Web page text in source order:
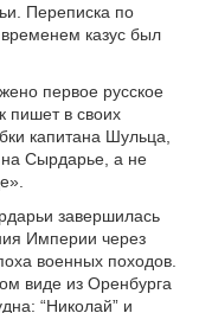
Переписка по
казус был
первое русское
пишет в своих
капитана Шульца,
Сырдарье, а не
завершилась
Империи через
военных походов.
виде из Оренбурга
“Николай” и